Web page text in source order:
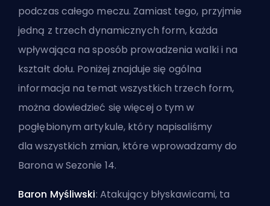
podczas całego meczu. Zamiast tego, przyjmie
jedną z trzech dynamicznych form, każda
wpływająca na sposób prowadzenia walki i na
kształt dołu. Poniżej znajduje się ogólna
informacja na temat wszystkich trzech form,
można dowiedzieć się więcej o tym w
pogłębionym artykule, który napisaliśmy
dlawszystkich zmian, które wprowadzamy do
Barona w Sezonie 14.
Baron Myśliwski: Atakujący błyskawicami, ta